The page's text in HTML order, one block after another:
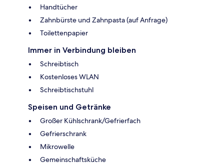
Handtücher
Zahnbürste und Zahnpasta (auf Anfrage)
Toilettenpapier
Immer in Verbindung bleiben
Schreibtisch
Kostenloses WLAN
Schreibtischstuhl
Speisen und Getränke
Großer Kühlschrank/Gefrierfach
Gefrierschrank
Mikrowelle
Gemeinschaftsküche